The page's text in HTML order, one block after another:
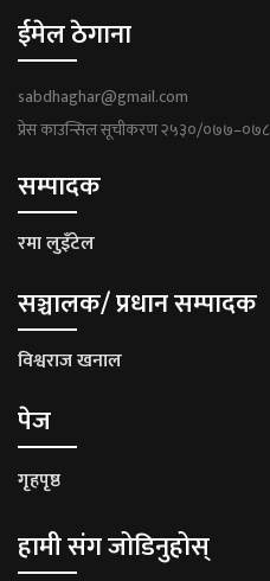
ईमेल ठेगाना
sabdhaghar@gmail.com
प्रेस काउन्सिल सूचीकरण २५३०/०७७–०७८
सम्पादक
रमा लुइँटेल
सञ्चालक/ प्रधान सम्पादक
विश्वराज खनाल
पेज
गृहपृष्ठ
हामी संग जोडिनुहोस्